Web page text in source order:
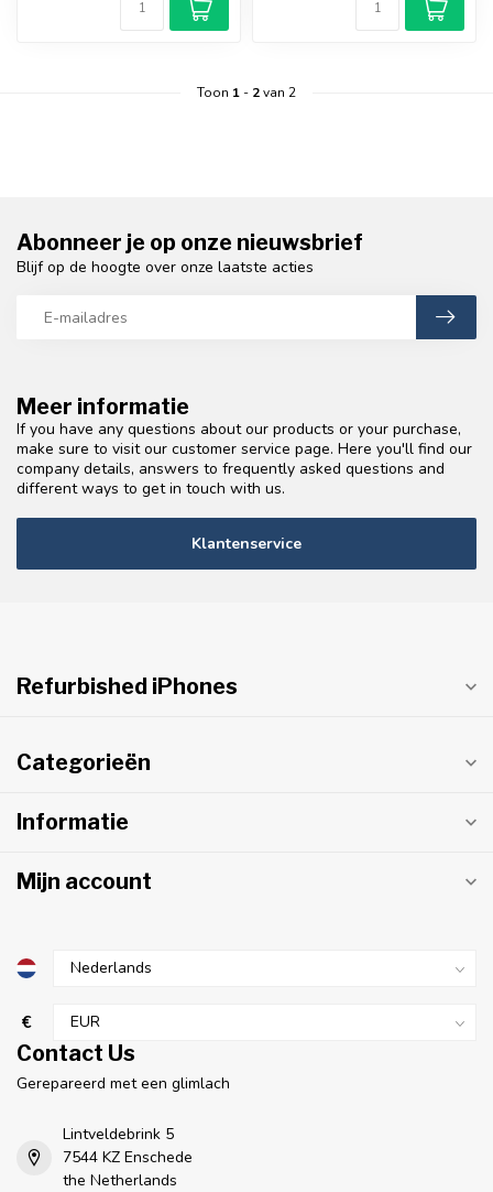
Toon 1- 2van 2
Meer informatie
If you have any questions about our products or your purchase,
make sure to visit our customer service page. Here you'll find our
company details, answers to frequently asked questions and
different ways to get in touch with us.
Klantenservice
Abonneer je op onze nieuwsbrief
Blijf op de hoogte over onze laatste acties
Refurbished iPhones
Categorieën
Informatie
Mijn account
€
Contact Us
Gerepareerd met een glimlach
Lintveldebrink 5
7544 KZ Enschede
the Netherlands